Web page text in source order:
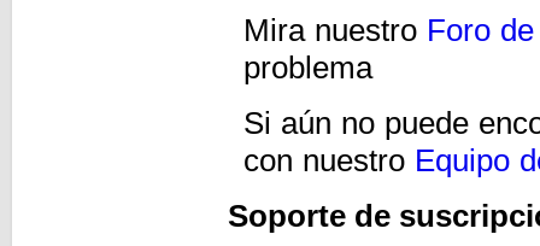
Mira nuestro Foro
problema
Si aún no puede
con nuestro Equipo
Soporte de